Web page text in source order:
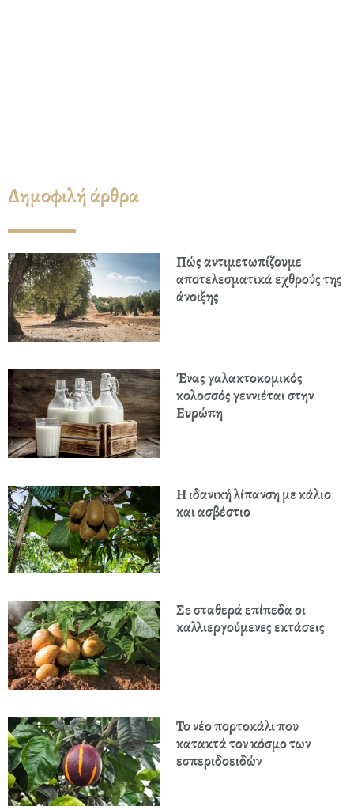
Δημοφιλή άρθρα
Πώς αντιμετωπίζουμε
αποτελεσματικά εχθρούς της
άνοιξης
Ένας γαλακτοκομικός
κολοσσός γεννιέται στην
Ευρώπη
Η ιδανική λίπανση με κάλιο
και ασβέστιο
Σε σταθερά επίπεδα οι
καλλιεργούμενες εκτάσεις
Το νέο πορτοκάλι που
κατακτά τον κόσμο των
εσπεριδοειδών